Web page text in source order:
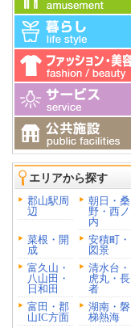
エリアから探す
郡山駅周
辺
朝日・桑
野・西ノ
内
菜根・開
成
安積町・
図景
富久山・
八山田・
日和田
清水台・
虎丸・長
者
富田・郡
山IC方面
湖南・磐
梯熱海